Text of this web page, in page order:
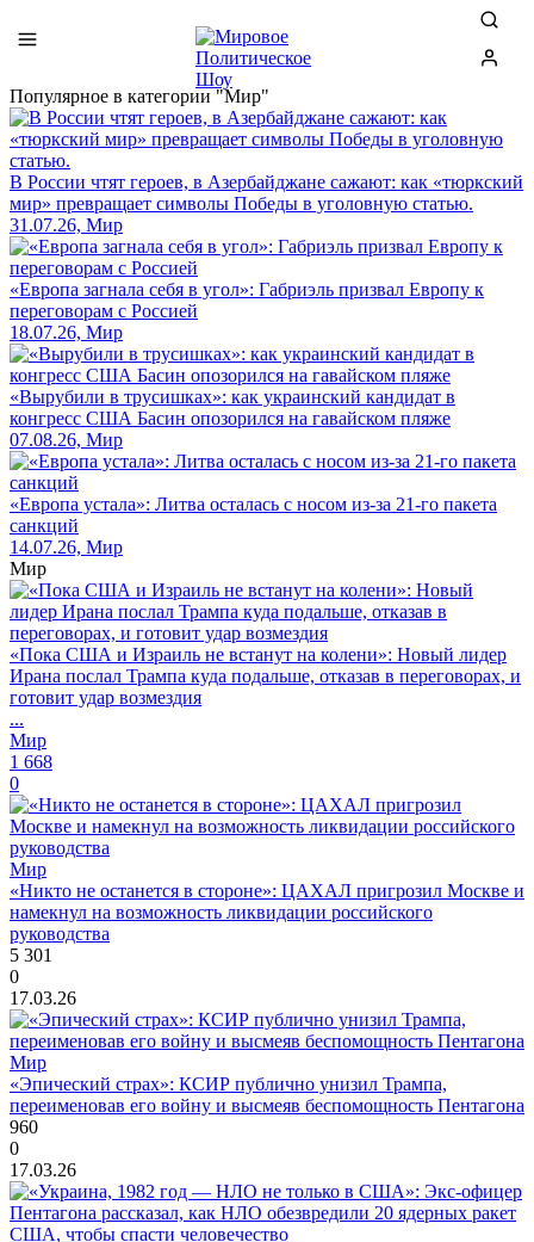
Популярное в категории "Мир"
В России чтят героев, в Азербайджане сажают: как «тюркский
мир» превращает символы Победы в уголовную статью.
31.07.26, Мир
«Европа загнала себя в угол»: Габриэль призвал Европу к
переговорам с Россией
18.07.26, Мир
«Вырубили в трусишках»: как украинский кандидат в
конгресс США Басин опозорился на гавайском пляже
07.08.26, Мир
«Европа устала»: Литва осталась с носом из-за 21-го пакета
санкций
14.07.26, Мир
Мир
«Пока США и Израиль не встанут на колени»: Новый лидер
Ирана послал Трампа куда подальше, отказав в переговорах, и
готовит удар возмездия
...
Мир
1 668
0
Мир
«Никто не останется в стороне»: ЦАХАЛ пригрозил Москве и
намекнул на возможность ликвидации российского
руководства
5 301
0
17.03.26
Мир
«Эпический страх»: КСИР публично унизил Трампа,
переименовав его войну и высмеяв беспомощность Пентагона
960
0
17.03.26